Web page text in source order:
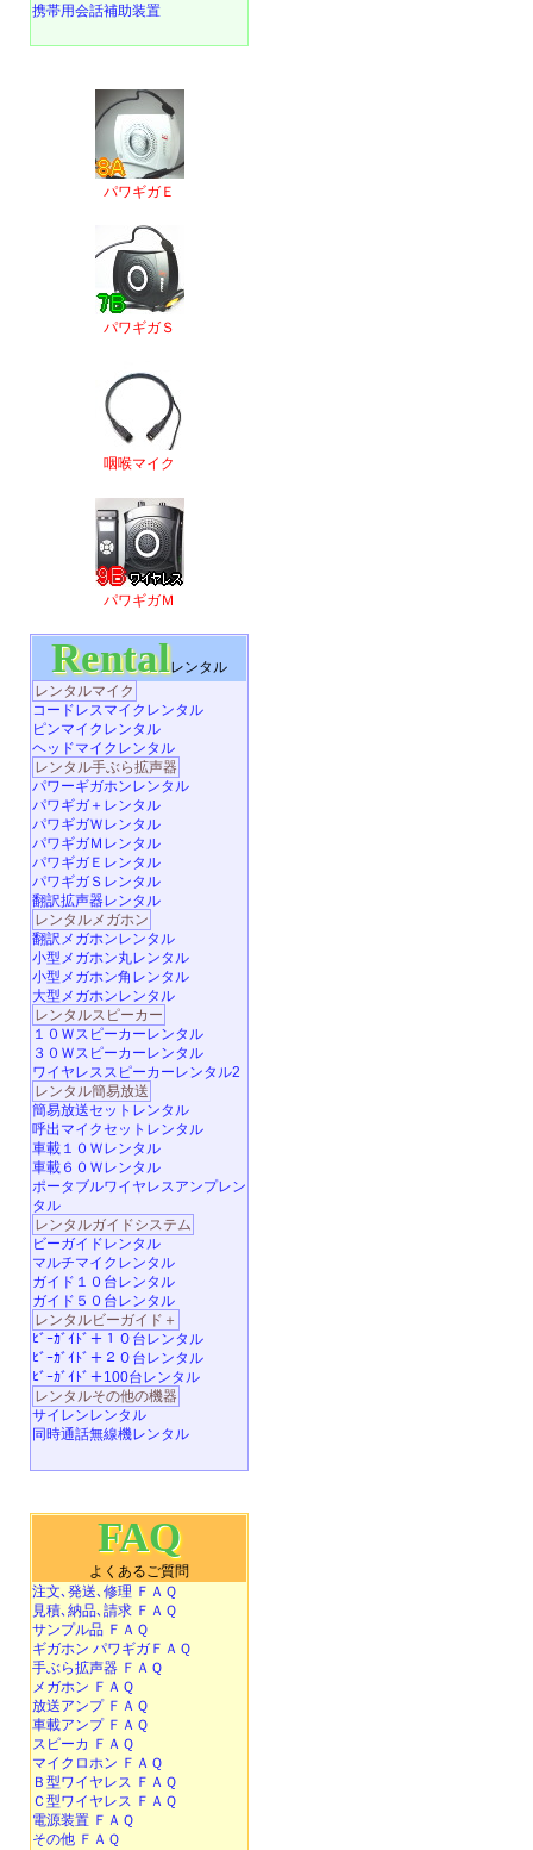
携帯用会話補助装置
パワギガＥ
パワギガＳ
咽喉マイク
パワギガＭ
Rentalレンタル
レンタルマイク
コードレスマイクレンタル
ピンマイクレンタル
ヘッドマイクレンタル
レンタル手ぶら拡声器
パワーギガホンレンタル
パワギガ＋レンタル
パワギガＷレンタル
パワギガＭレンタル
パワギガＥレンタル
パワギガＳレンタル
翻訳拡声器レンタル
レンタルメガホン
翻訳メガホンレンタル
小型メガホン丸レンタル
小型メガホン角レンタル
大型メガホンレンタル
レンタルスピーカー
１０Ｗスピーカーレンタル
３０Ｗスピーカーレンタル
ワイヤレススピーカーレンタル2
レンタル簡易放送
簡易放送セットレンタル
呼出マイクセットレンタル
車載１０Ｗレンタル
車載６０Ｗレンタル
ポータブルワイヤレスアンプレン
タル
レンタルガイドシステム
ビーガイドレンタル
マルチマイクレンタル
ガイド１０台レンタル
ガイド５０台レンタル
レンタルビーガイド＋
ﾋﾞｰｶﾞｲﾄﾞ＋１０台レンタル
ﾋﾞｰｶﾞｲﾄﾞ＋２０台レンタル
ﾋﾞｰｶﾞｲﾄﾞ＋100台レンタル
レンタルその他の機器
サイレンレンタル
同時通話無線機レンタル
FAQ
よくあるご質問
注文､発送､修理 ＦＡＱ
見積､納品､請求 ＦＡＱ
サンプル品 ＦＡＱ
ギガホン パワギガＦＡＱ
手ぶら拡声器 ＦＡＱ
メガホン ＦＡＱ
放送アンプ ＦＡＱ
車載アンプ ＦＡＱ
スピーカ ＦＡＱ
マイクロホン ＦＡＱ
Ｂ型ワイヤレス ＦＡＱ
Ｃ型ワイヤレス ＦＡＱ
電源装置 ＦＡＱ
その他 ＦＡＱ